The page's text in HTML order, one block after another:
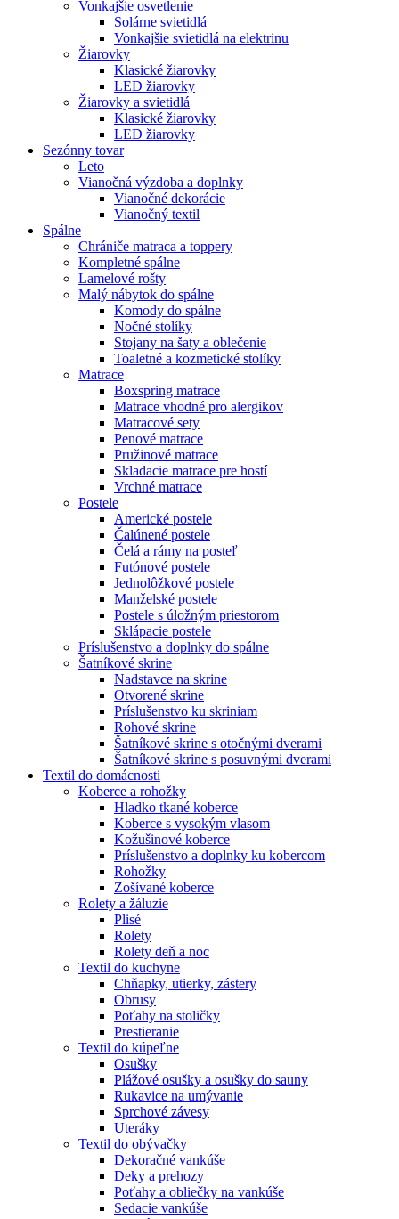
Vonkajšie osvetlenie
Solárne svietidlá
Vonkajšie svietidlá na elektrinu
Žiarovky
Klasické žiarovky
LED žiarovky
Žiarovky a svietidlá
Klasické žiarovky
LED žiarovky
Sezónny tovar
Leto
Vianočná výzdoba a doplnky
Vianočné dekorácie
Vianočný textil
Spálne
Chrániče matraca a toppery
Kompletné spálne
Lamelové rošty
Malý nábytok do spálne
Komody do spálne
Nočné stolíky
Stojany na šaty a oblečenie
Toaletné a kozmetické stolíky
Matrace
Boxspring matrace
Matrace vhodné pro alergikov
Matracové sety
Penové matrace
Pružinové matrace
Skladacie matrace pre hostí
Vrchné matrace
Postele
Americké postele
Čalúnené postele
Čelá a rámy na posteľ
Futónové postele
Jednolôžkové postele
Manželské postele
Postele s úložným priestorom
Sklápacie postele
Príslušenstvo a doplnky do spálne
Šatníkové skrine
Nadstavce na skrine
Otvorené skrine
Príslušenstvo ku skriniam
Rohové skrine
Šatníkové skrine s otočnými dverami
Šatníkové skrine s posuvnými dverami
Textil do domácnosti
Koberce a rohožky
Hladko tkané koberce
Koberce s vysokým vlasom
Kožušinové koberce
Príslušenstvo a doplnky ku kobercom
Rohožky
Zošívané koberce
Rolety a žáluzie
Plisé
Rolety
Rolety deň a noc
Textil do kuchyne
Chňapky, utierky, zástery
Obrusy
Poťahy na stoličky
Prestieranie
Textil do kúpeľne
Osušky
Plážové osušky a osušky do sauny
Rukavice na umývanie
Sprchové závesy
Uteráky
Textil do obývačky
Dekoračné vankúše
Deky a prehozy
Poťahy a obliečky na vankúše
Sedacie vankúše